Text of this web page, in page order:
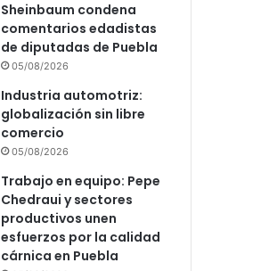
Sheinbaum condena
comentarios edadistas
de diputadas de Puebla
05/08/2026
Industria automotriz:
globalización sin libre
comercio
05/08/2026
Trabajo en equipo: Pepe
Chedraui y sectores
productivos unen
esfuerzos por la calidad
cárnica en Puebla